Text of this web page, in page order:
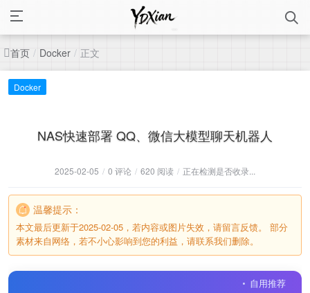
首页 / Docker / 正文
Docker
NAS快速部署 QQ、微信大模型聊天机器人
2025-02-05 / 0 评论 / 620 阅读 / 正在检测是否收录...
温馨提示：
本文最后更新于2025-02-05，若内容或图片失效，请留言反馈。 部分
素材来自网络，若不小心影响到您的利益，请联系我们删除。
自用推荐